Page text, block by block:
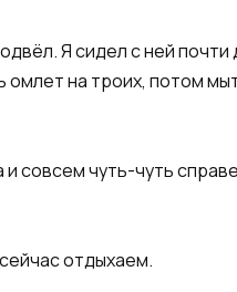
Я сидел с ней почти
на троих, потом
совсем чуть-чуть
отдыхаем.